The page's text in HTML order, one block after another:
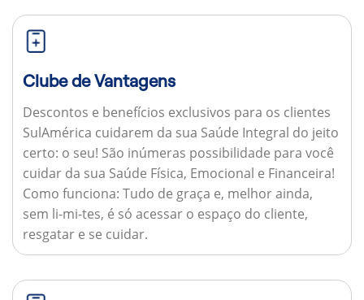
Clube de Vantagens
Descontos e benefícios exclusivos para os clientes
SulAmérica cuidarem da sua Saúde Integral do jeito
certo: o seu! São inúmeras possibilidade para você
cuidar da sua Saúde Física, Emocional e Financeira!
Como funciona: Tudo de graça e, melhor ainda,
sem li-mi-tes, é só acessar o espaço do cliente,
resgatar e se cuidar.